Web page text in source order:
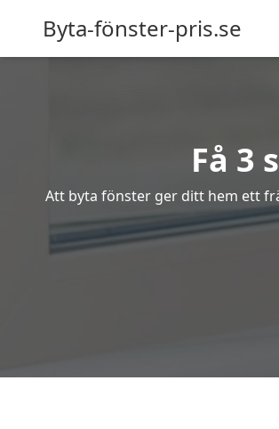
Byta-fönster-pris.se
Få 3
Att byta fönster ger ditt hem ett